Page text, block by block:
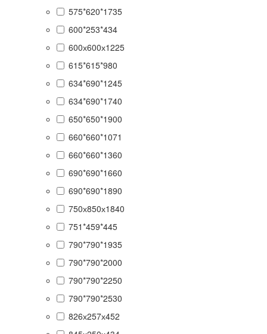
575*620*1735
600*253*434
600х600х1225
615*615*980
634*690*1245
634*690*1740
650*650*1900
660*660*1071
660*660*1360
690*690*1660
690*690*1890
750х850х1840
751*459*445
790*790*1935
790*790*2000
790*790*2250
790*790*2530
826х257х452